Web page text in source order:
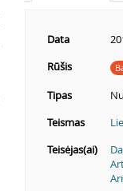
Data
Rūšis
Tipas
Teismas
Teisėjas(ai)